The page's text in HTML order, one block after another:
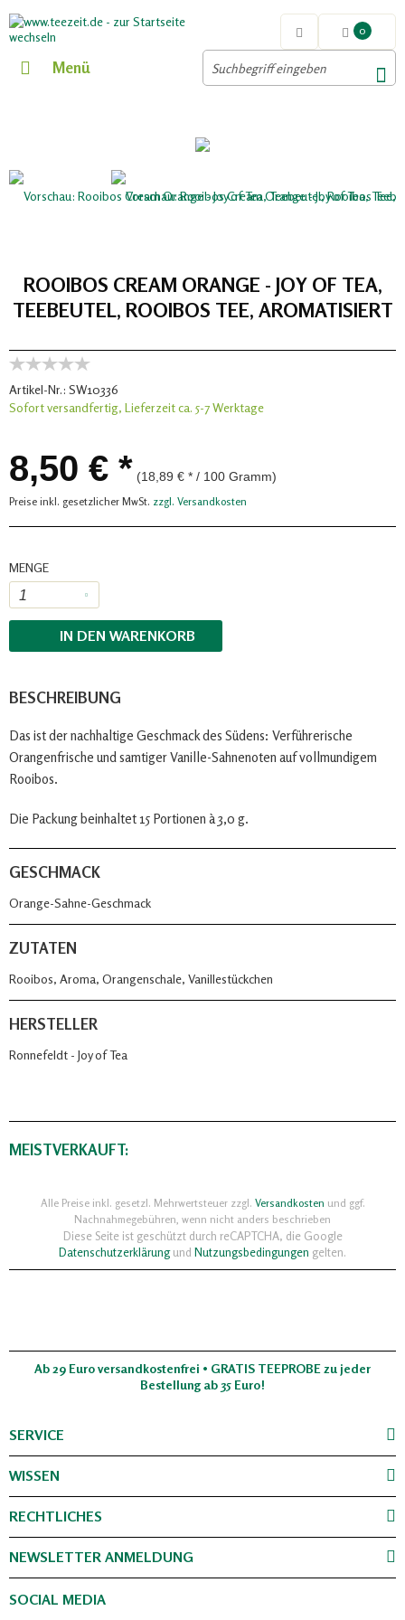
0
Menü
ROOIBOS CREAM ORANGE - JOY OF TEA,
TEEBEUTEL, ROOIBOS TEE, AROMATISIERT
Artikel-Nr.: SW10336
Sofort versandfertig, Lieferzeit ca. 5-7 Werktage
8,50 € * (18,89 € * / 100 Gramm)
Preise inkl. gesetzlicher MwSt. zzgl. Versandkosten
MENGE
IN DEN WARENKORB
BESCHREIBUNG
Das ist der nachhaltige Geschmack des Südens: Verführerische
Orangenfrische und samtiger Vanille-Sahnenoten auf vollmundigem
Rooibos.
Die Packung beinhaltet 15 Portionen à 3,0 g.
GESCHMACK
Orange-Sahne-Geschmack
ZUTATEN
Rooibos, Aroma, Orangenschale, Vanillestückchen
HERSTELLER
Ronnefeldt - Joy of Tea
MEISTVERKAUFT:
Alle Preise inkl. gesetzl. Mehrwertsteuer zzgl. Versandkosten und ggf.
Nachnahmegebühren, wenn nicht anders beschrieben
Diese Seite ist geschützt durch reCAPTCHA, die Google
Datenschutzerklärungund Nutzungsbedingungen gelten.
Ab 29 Euro versandkostenfrei • GRATIS TEEPROBE zu jeder
Bestellung ab 35 Euro!
SERVICE
WISSEN
RECHTLICHES
NEWSLETTER ANMELDUNG
SOCIAL MEDIA